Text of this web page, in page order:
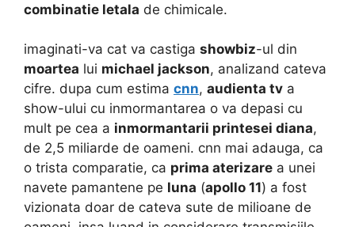
combinatie letala de chimicale.
imaginati-va cat va castiga showbiz-ul din
moartea lui michael jackson, analizand cateva
cifre. dupa cum estima cnn, audienta tv a
show-ului cu inmormantarea o va depasi cu
mult pe cea a inmormantarii printesei diana,
de 2,5 miliarde de oameni. cnn mai adauga, ca
o trista comparatie, ca prima aterizare a unei
navete pamantene pe luna (apollo 11) a fost
vizionata doar de cateva sute de milioane de